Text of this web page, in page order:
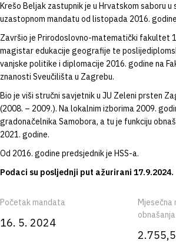
Krešo Beljak zastupnik je u Hrvatskom saboru u
uzastopnom mandatu od listopada 2016.
Završio je Prirodoslovno-matematički fakultet
magistar edukacije geografije te
vanjske politike i diplomacije 2016. godine na
znanosti Sveučilišta u Zagrebu.
Bio je viši stručni savjetnik u JU Zeleni prsten
(2008. – 2009.). Na lokalnim izborima 2009.
gradonačelnika Samobora, a tu je funkciju
2021. godine.
Od 2016. godine predsjednik je HSS-a.
Podaci su posljednji put ažurirani 17.9.2024.
Početak mandata
16. 5. 2024
Mjesečna